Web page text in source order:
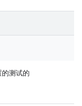
测试的